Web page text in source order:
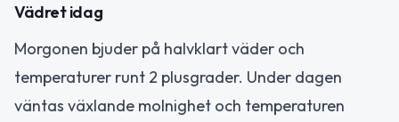
Vädret idag
Morgonen bjuder på halvklart väder och
temperaturer runt 2 plusgrader. Under dagen
väntas växlande molnighet och temperaturen